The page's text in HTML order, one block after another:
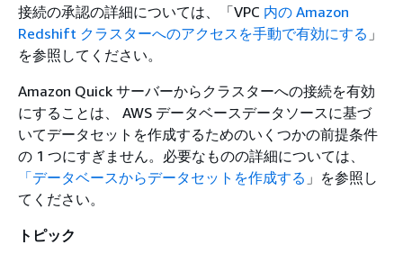
接続の承認の詳細については、「VPC 内の Amazon
Redshift クラスターへのアクセスを手動で有効にする 」
を参照してください。
Amazon Quick サーバーからクラスターへの接続を有効
にすることは、 AWS データベースデータソースに基づ
いてデータセットを作成するためのいくつかの前提条件
の 1 つにすぎません。必要なものの詳細については、
「データベースからデータセットを作成する 」を参照し
てください。
トピック